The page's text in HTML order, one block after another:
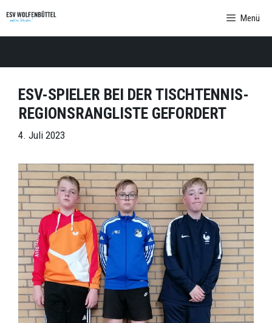
Inhalt
springen
Menü
ESV-SPIELER BEI DER TISCHTENNIS-
REGIONSRANGLISTE GEFORDERT
4. Juli 2023